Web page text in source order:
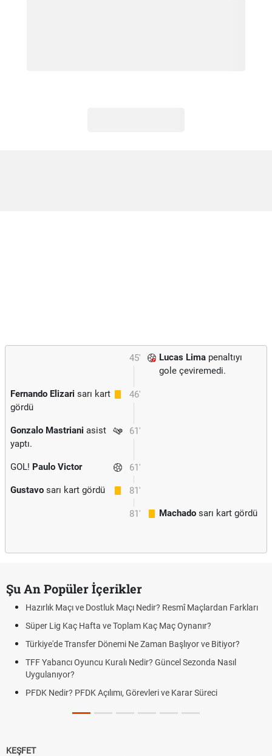
45' Lucas Lima penaltıyı
gole çeviremedi.
46'
Fernando Elizari sarı kart
gördü
61'
Gonzalo Mastriani asist
yaptı.
61'
GOL! Paulo Victor
81'
Gustavo sarı kart gördü
81' Machado sarı kart gördü
Şu An Popüler İçerikler
Hazırlık Maçı ve Dostluk Maçı Nedir? Resmî Maçlardan Farkları
Süper Lig Kaç Hafta ve Toplam Kaç Maç Oynanır?
Türkiye'de Transfer Dönemi Ne Zaman Başlıyor ve Bitiyor?
TFF Yabancı Oyuncu Kuralı Nedir? Güncel Sezonda Nasıl
Uygulanıyor?
PFDK Nedir? PFDK Açılımı, Görevleri ve Karar Süreci
KEŞFET